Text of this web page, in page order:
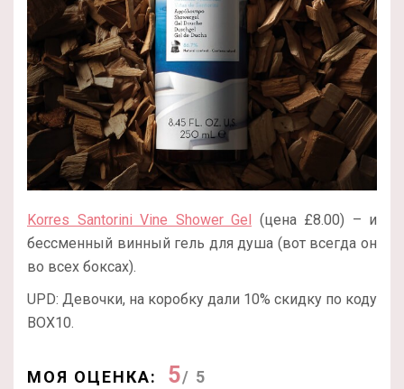
Korres Santorini Vine Shower Gel (цена £8.00) – и
бессменный винный гель для душа (вот всегда он
во всех боксах).
UPD: Девочки, на коробку дали 10% скидку по коду
BOX10.
МОЯ ОЦЕНКА: 5/ 5